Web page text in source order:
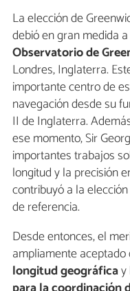
La elección de
debió en gran medida
Observatorio de
Londres, Inglaterra.
importante centro de
navegación desde su
II de Inglaterra.
ese momento, Sir
importantes trabajos
longitud y la precisión
contribuyó a la
de referencia.
Desde entonces, el
ampliamente aceptado
longitud geográfica